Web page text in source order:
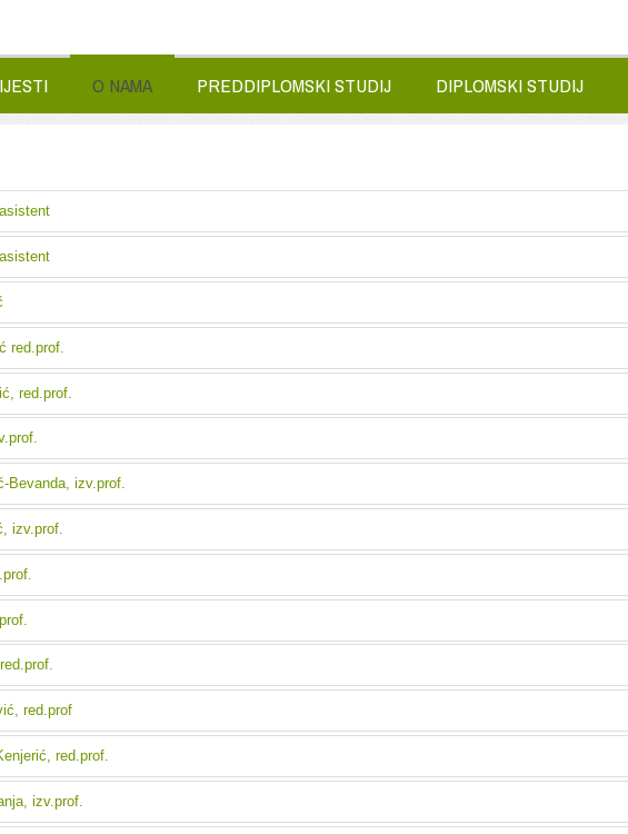
O NAMA PREDDIPLOMSKI STUDIJ DIPLOMSKI STUDIJ
red.prof.
red.prof.
Bevanda, izv.prof.
izv.prof.
red.prof
red.prof.
izv.prof.